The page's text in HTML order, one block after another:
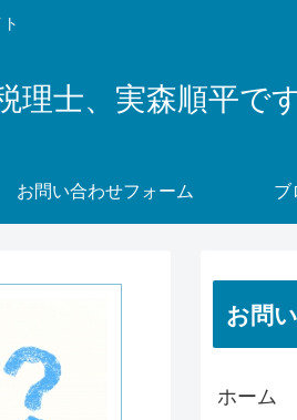
士、実森順平です
お問い合わせフォーム ブ
お問
ホーム